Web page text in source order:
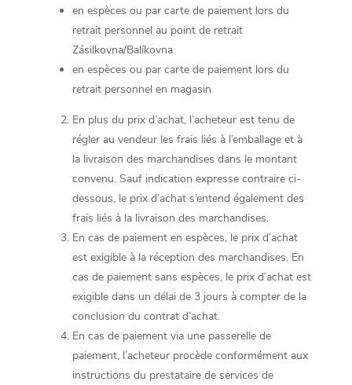
en espèces ou par carte de paiement lors du
retrait personnel au point de retrait
Zásilkovna/Balíkovna
en espèces ou par carte de paiement lors du
retrait personnel en magasin
En plus du prix d’achat, l’acheteur est tenu de
régler au vendeur les frais liés à l’emballage et à
la livraison des marchandises dans le montant
convenu. Sauf indication expresse contraire ci-
dessous, le prix d’achat s’entend également des
frais liés à la livraison des marchandises.
En cas de paiement en espèces, le prix d’achat
est exigible à la réception des marchandises. En
cas de paiement sans espèces, le prix d’achat est
exigible dans un délai de 3 jours à compter de la
conclusion du contrat d’achat.
En cas de paiement via une passerelle de
paiement, l’acheteur procède conformément aux
instructions du prestataire de services de